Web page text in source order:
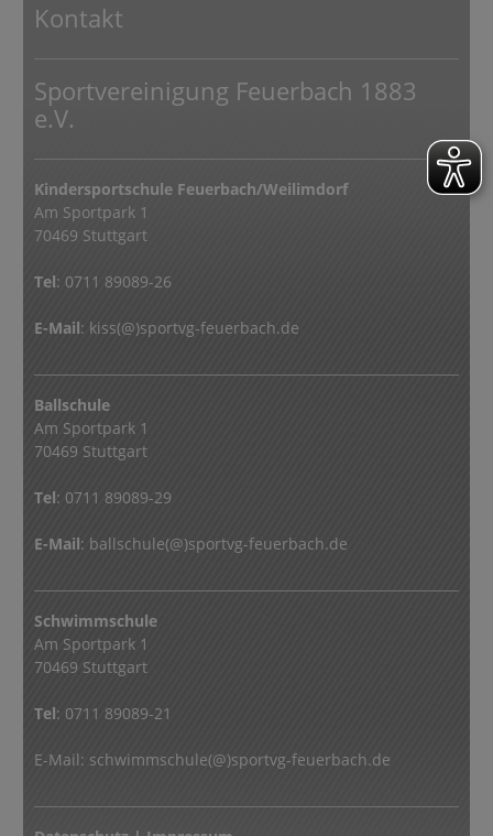
Kontakt
Sportvereinigung Feuerbach 1883
e.V.
Kindersportschule Feuerbach/Weilimdorf
Am Sportpark 1
70469 Stuttgart
Tel: 0711 89089-26
E-Mail: kiss(@)sportvg-feuerbach.de
Ballschule
Am Sportpark 1
70469 Stuttgart
Tel: 0711 89089-29
E-Mail: ballschule(@)sportvg-feuerbach.de
Schwimmschule
Am Sportpark 1
70469 Stuttgart
Tel: 0711 89089-21
E-Mail: schwimmschule(@)sportvg-feuerbach.de